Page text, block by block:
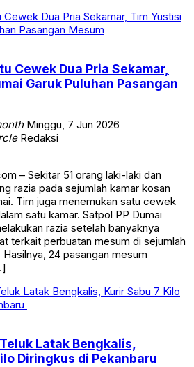
Cewek Dua Pria Sekamar,
Garuk Puluhan Pasangan
Minggu, 7 Jun 2026
Redaksi
– Sekitar 51 orang laki-laki dan
razia pada sejumlah kamar kosan
Tim juga menemukan satu cewek
satu kamar. Satpol PP Dumai
razia setelah banyaknya
terkait perbuatan mesum di sejumlah
24 pasangan mesum
Latak Bengkalis,
Diringkus di Pekanbaru